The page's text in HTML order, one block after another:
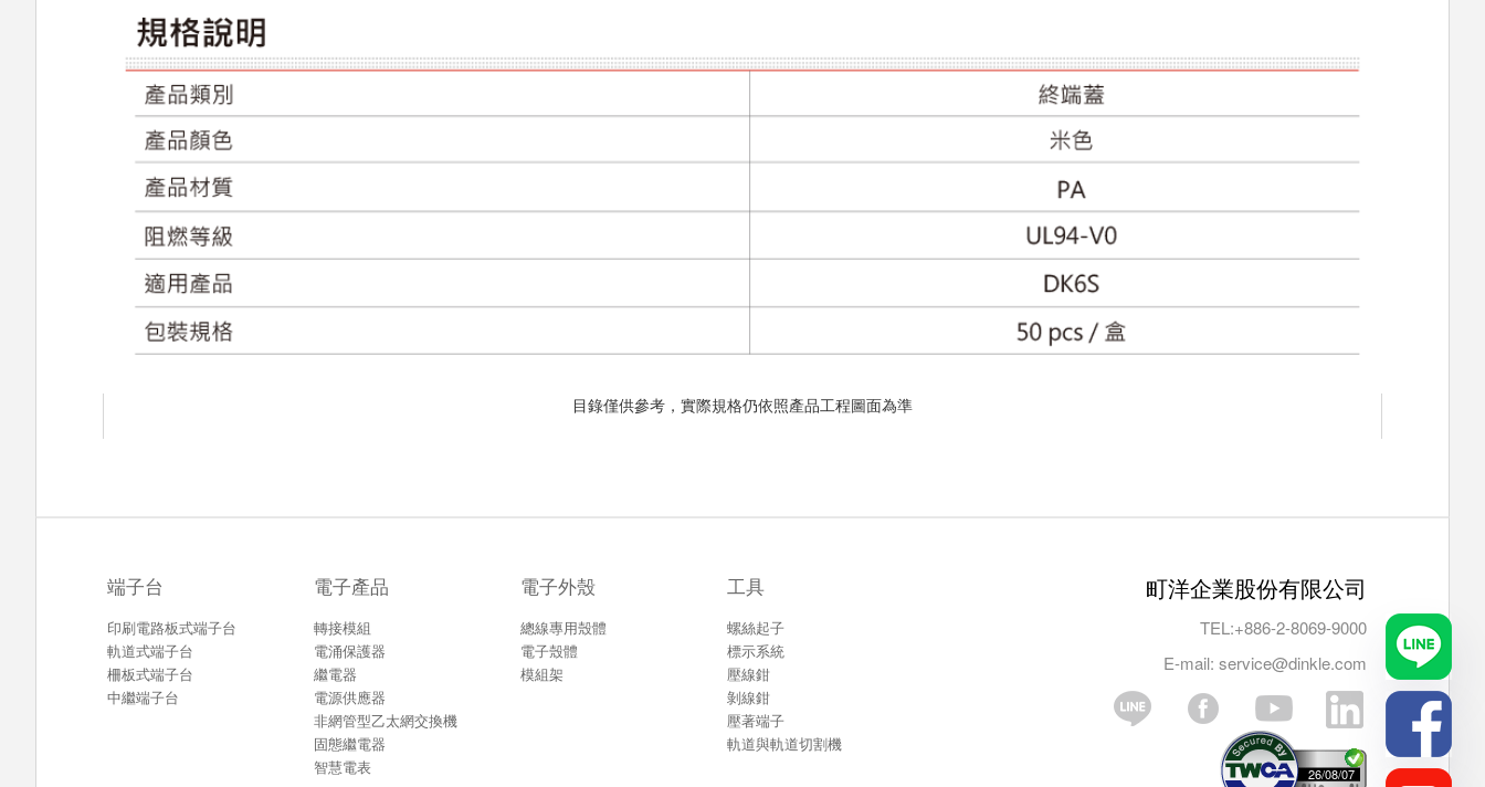
目錄僅供參考，實際規格仍依照產品工程圖面為準
端子台
印刷電路板式端子台
軌道式端子台
柵板式端子台
中繼端子台
電子產品
轉接模組
電涌保護器
繼電器
電源供應器
非網管型乙太網交換機
固態繼電器
智慧電表
電子外殼
總線專用殼體
電子殼體
模組架
工具
螺絲起子
標示系統
壓線鉗
剝線鉗
壓著端子
軌道與軌道切割機
町洋企業股份有限公司
TEL:+886-2-8069-9000
E-mail:service@dinkle.com
26/08/07